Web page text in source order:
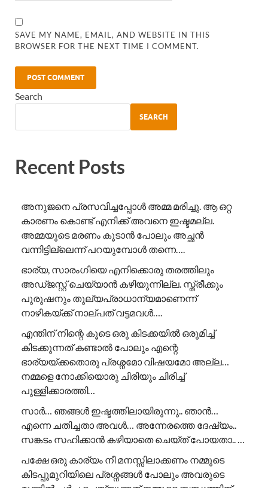
SAVE MY NAME, EMAIL, AND WEBSITE IN THIS
BROWSER FOR THE NEXT TIME I COMMENT.
Search
SEARCH
Recent Posts
അനുജനെ പ്രസവിച്ചപ്പോൾ അമ്മ മരിച്ചു. ആ ഒറ്റ
കാരണം കൊണ്ട് എനിക്ക് അവനെ ഇഷ്ടമല്ല.
അമ്മയുടെ മരണം കൂടാൻ പോലും അച്ഛൻ
വന്നിട്ടില്ലെന്ന് പറയുമ്പോൾ തന്നെ….
ഭാര്യ, സാരംഗിയെ എനിക്കൊരു തരത്തിലും
അഡ്ജസ്റ്റ് ചെയ്യാൻ കഴിയുന്നില്ല. സ്ത്രീക്കും
പുരുഷനും തുല്യപ്രാധാന്യമാണെന്ന്
നാഴികയ്ക്ക് നാല്പത് വട്ടമവൾ….
എന്തിന് നിന്റെ കൂടെ ഒരു കിടക്കയിൽ ഒരുമിച്ച്
കിടക്കുന്നത് കണ്ടാൽ പോലും എന്റെ
ഭാര്യയ്ക്കതൊരു പ്രശ്നമോ വിഷയമോ അല്ല…
നമ്മളെ നോക്കിയൊരു ചിരിയും ചിരിച്ച്
പുള്ളിക്കാരത്തി…
സാർ… ഞങ്ങൾ ഇഷ്ടത്തിലായിരുന്നു.. ഞാൻ…
എന്നെ ചതിച്ചതാ അവൾ… അന്നേരത്തെ ദേഷ്യം..
സങ്കടം സഹിക്കാൻ കഴിയാതെ ചെയ്ത് പോയതാ.. …
പക്ഷേ ഒരു കാര്യം നീ മനസ്സിലാക്കണം നമ്മുടെ
കിടപ്പുമുറിയിലെ പ്രശ്നങ്ങൾ പോലും അവരുടെ